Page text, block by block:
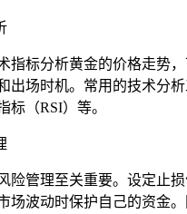
指标分析黄金的价格走势
出场时机。常用的技术分
标（RSI）等。
险管理至关重要。设定止损
场波动时保护自己的资金